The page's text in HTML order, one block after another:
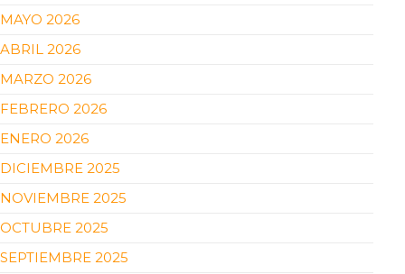
MAYO 2026
ABRIL 2026
MARZO 2026
FEBRERO 2026
ENERO 2026
DICIEMBRE 2025
NOVIEMBRE 2025
OCTUBRE 2025
SEPTIEMBRE 2025